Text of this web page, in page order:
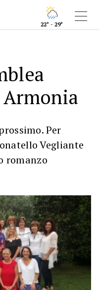
22° - 29°
Per
Vegliante
romanzo